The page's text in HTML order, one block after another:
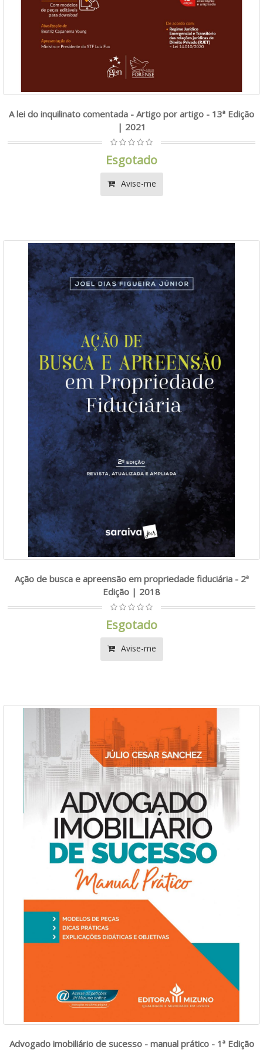
A lei do inquilinato comentada - Artigo por artigo - 13ª Edição
| 2021
Esgotado
Avise-me
Ação de busca e apreensão em propriedade fiduciária - 2ª
Edição | 2018
Esgotado
Avise-me
Advogado imobiliário de sucesso - manual prático - 1ª Edição